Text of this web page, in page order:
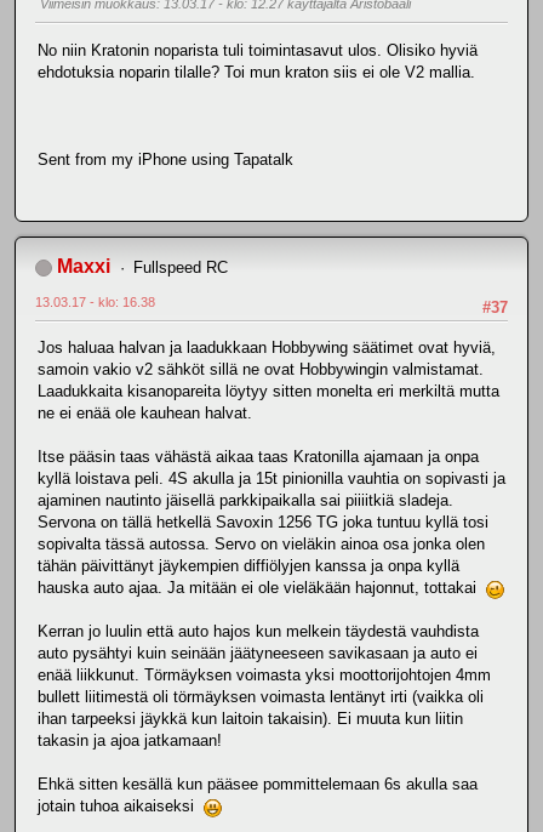
Viimeisin muokkaus: 13.03.17 - klo: 12.27 käyttäjältä Aristobaali
No niin Kratonin noparista tuli toimintasavut ulos. Olisiko hyviä
ehdotuksia noparin tilalle? Toi mun kraton siis ei ole V2 mallia.
Sent from my iPhone using Tapatalk
Maxxi Fullspeed RC
#37
13.03.17 - klo: 16.38
Jos haluaa halvan ja laadukkaan Hobbywing säätimet ovat hyviä,
samoin vakio v2 sähköt sillä ne ovat Hobbywingin valmistamat.
Laadukkaita kisanopareita löytyy sitten monelta eri merkiltä mutta
ne ei enää ole kauhean halvat.
Itse pääsin taas vähästä aikaa taas Kratonilla ajamaan ja onpa
kyllä loistava peli. 4S akulla ja 15t pinionilla vauhtia on sopivasti ja
ajaminen nautinto jäisellä parkkipaikalla sai piiiitkiä sladeja.
Servona on tällä hetkellä Savoxin 1256 TG joka tuntuu kyllä tosi
sopivalta tässä autossa. Servo on vieläkin ainoa osa jonka olen
tähän päivittänyt jäykempien diffiölyjen kanssa ja onpa kyllä
hauska auto ajaa. Ja mitään ei ole vieläkään hajonnut, tottakai
Kerran jo luulin että auto hajos kun melkein täydestä vauhdista
auto pysähtyi kuin seinään jäätyneeseen savikasaan ja auto ei
enää liikkunut. Törmäyksen voimasta yksi moottorijohtojen 4mm
bullett liitimestä oli törmäyksen voimasta lentänyt irti (vaikka oli
ihan tarpeeksi jäykkä kun laitoin takaisin). Ei muuta kun liitin
takasin ja ajoa jatkamaan!
Ehkä sitten kesällä kun pääsee pommittelemaan 6s akulla saa
jotain tuhoa aikaiseksi